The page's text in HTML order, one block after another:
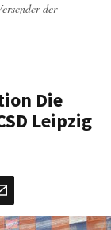
der
Die
Leipzig